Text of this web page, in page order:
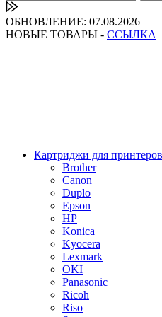
ОБНОВЛЕНИЕ: 07.08.2026
НОВЫЕ ТОВАРЫ - ССЫЛКА
Картриджи для принтеров
Brother
Canon
Duplo
Epson
HP
Konica
Kyocera
Lexmark
OKI
Panasonic
Ricoh
Riso